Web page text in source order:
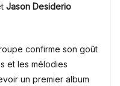
Jason Desiderio
confirme son goût
et les mélodies
un premier album